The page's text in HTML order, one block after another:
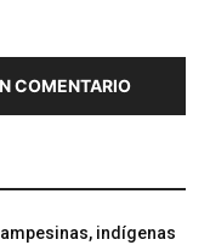
COMENTARIO
indígenas